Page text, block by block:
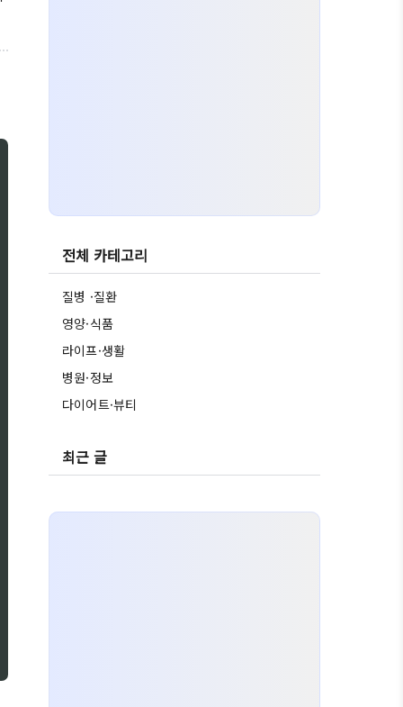
전체 카테고리
질병 ·질환
영양·식품
라이프·생활
병원·정보
다이어트·뷰티
최근 글